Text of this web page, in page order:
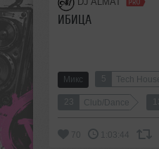
ИБИЦА
Микс 5 Tech
23 Club/Dance
70 1:03:44